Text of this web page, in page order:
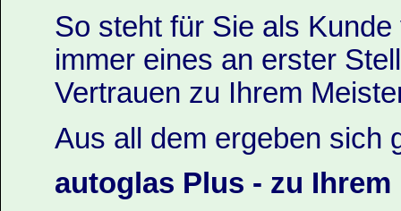
So steht für Sie als
immer eines an erster
Vertrauen zu Ihrem
Aus all dem ergeben sich
autoglas Plus - zu Ihrem